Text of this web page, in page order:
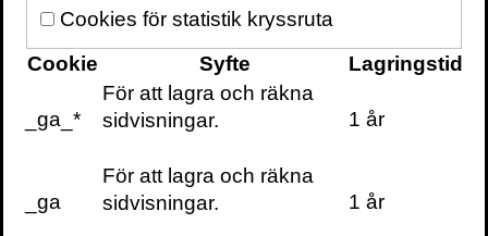
Välj hälsa receptboken
VOLANTE PÅ FACEBOOK VOLANTE PÅ
Cookies för statistik kryssruta
Cookie
Syfte Lagringstid
_ga_*
För att lagra och räkna
sidvisningar.
1 år
_ga
För att lagra och räkna
sidvisningar.
1 år